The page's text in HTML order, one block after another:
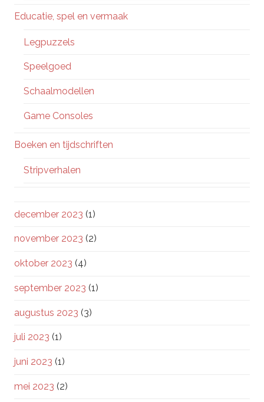
Educatie, spel en vermaak
Legpuzzels
Speelgoed
Schaalmodellen
Game Consoles
Boeken en tijdschriften
Stripverhalen
december 2023 (1)
november 2023 (2)
oktober 2023 (4)
september 2023 (1)
augustus 2023 (3)
juli 2023 (1)
juni 2023 (1)
mei 2023 (2)